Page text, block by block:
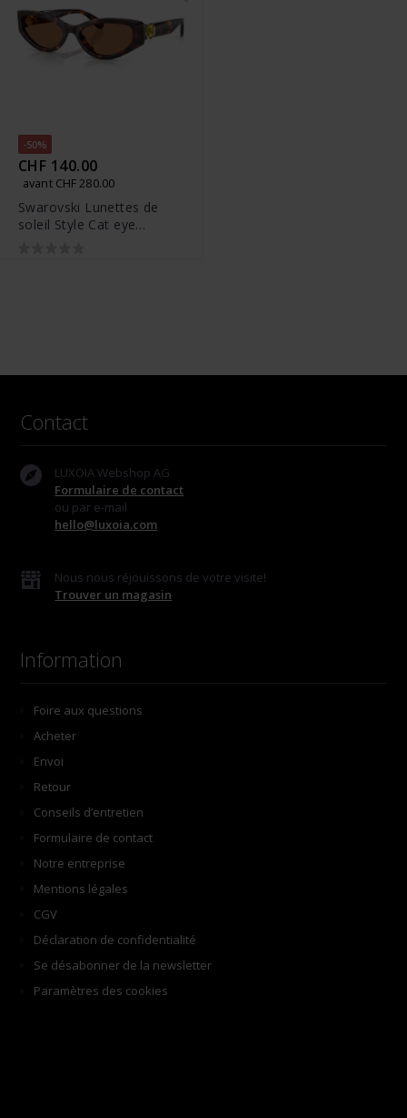
-50%
CHF 140.00
avant CHF 280.00
Swarovski Lunettes de
soleil Style Cat eye
Contact
LUXOIA Webshop AG
Formulaire de contact
ou par e-mail
hello@luxoia.com
Nous nous réjouissons de votre visite!
Trouver un magasin
Information
Foire aux questions
Acheter
Envoi
Retour
Conseils d’entretien
Formulaire de contact
Notre entreprise
Mentions légales
CGV
Déclaration de confidentialité
Se désabonner de la newsletter
Paramètres des cookies